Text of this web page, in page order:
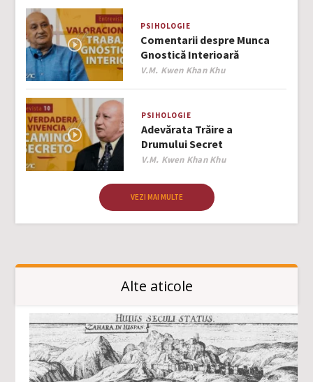
PSIHOLOGIE
Comentarii despre Munca
Gnostică Interioară
Author
V.M. Kwen Khan Khu
PSIHOLOGIE
Adevărata Trăire a
Drumului Secret
Author
V.M. Kwen Khan Khu
VEZI MAI MULTE
Alte aticole